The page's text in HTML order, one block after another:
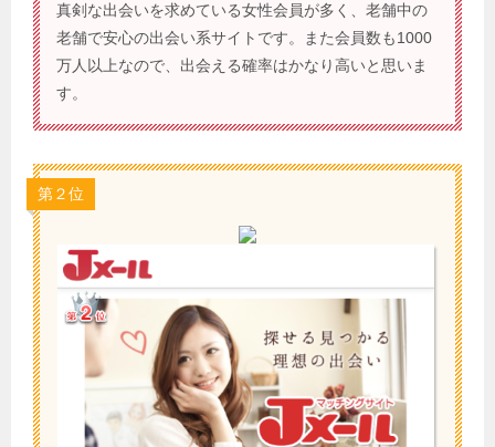
真剣な出会いを求めている女性会員が多く、老舗中の
老舗で安心の出会い系サイトです。また会員数も1000
万人以上なので、出会える確率はかなり高いと思いま
す。
第２位